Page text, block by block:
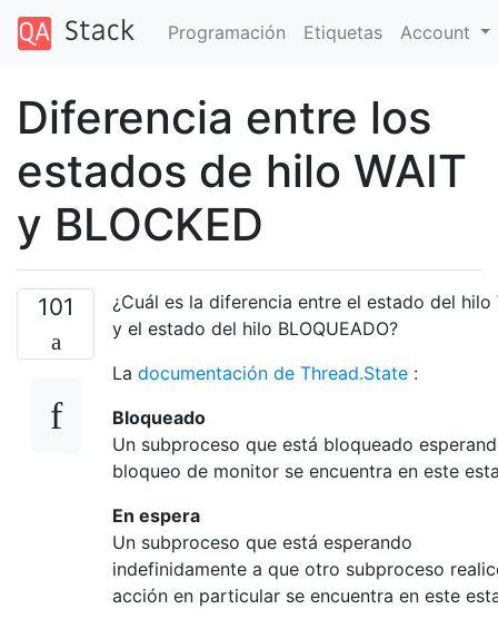
Programación Etiquetas Account
Diferencia entre los
estados de hilo WAIT
y BLOCKED
101
¿Cuál es la diferencia entre el estado del hilo
y el estado del hilo BLOQUEADO?
La documentación de Thread.State :
Bloqueado
Un subproceso que está bloqueado
bloqueo de monitor se encuentra en este
En espera
Un subproceso que está esperando
indefinidamente a que otro subproceso
acción en particular se encuentra en este